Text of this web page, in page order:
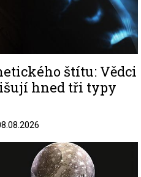
štítu: Vědci
hned tři typy